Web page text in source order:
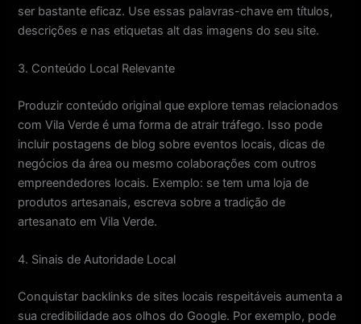
ser bastante eficaz. Use essas palavras-chave em títulos,
descrições e nas etiquetas alt das imagens do seu site.
3. Conteúdo Local Relevante
Produzir conteúdo original que explore temas relacionados
com Vila Verde é uma forma de atrair tráfego. Isso pode
incluir postagens de blog sobre eventos locais, dicas de
negócios da área ou mesmo colaborações com outros
empreendedores locais. Exemplo: se tem uma loja de
produtos artesanais, escreva sobre a tradição de
artesanato em Vila Verde.
4. Sinais de Autoridade Local
Conquistar backlinks de sites locais respeitáveis aumenta a
sua credibilidade aos olhos do Google. Por exemplo, pode